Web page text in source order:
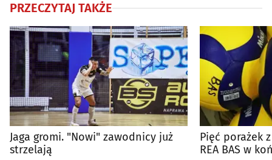
PRZECZYTAJ TAKŻE
Jaga gromi. "Nowi" zawodnicy już
strzelają
Pięć porażek
REA BAS w